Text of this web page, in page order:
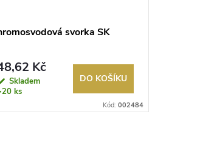
svorka SK
Kč
Skladem
ks
DO KOŠÍKU
Kód: 002484